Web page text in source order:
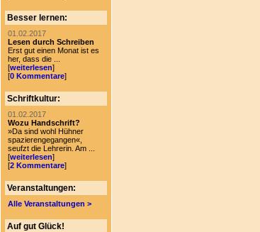
Besser lernen:
01.02.2017
Lesen durch Schreiben
Erst gut einen Monat ist es
her, dass die ...
[weiterlesen]
[0 Kommentare]
Schriftkultur:
01.02.2017
Wozu Handschrift?
»Da sind wohl Hühner
spazierengegangen«,
seufzt die Lehrerin. Am ...
[weiterlesen]
[2 Kommentare]
Veranstaltungen:
Alle Veranstaltungen >
Auf gut Glück!